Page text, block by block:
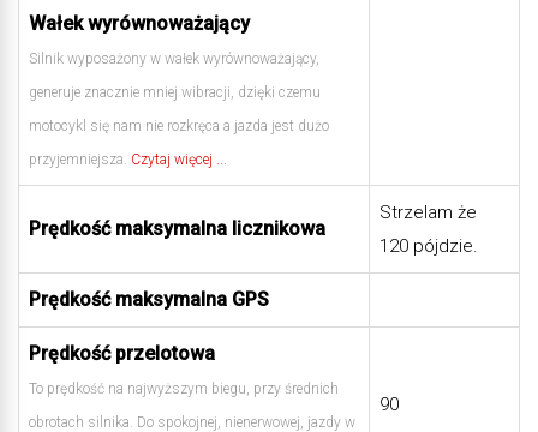
Wałek wyrównoważający
Silnik wyposażony w wałek wyrównoważający,
generuje znacznie mniej wibracji, dzięki czemu
motocykl się nam nie rozkręca a jazda jest dużo
przyjemniejsza. Czytaj więcej ...
Prędkość maksymalna licznikowa
Strzelam że
120 pójdzie.
Prędkość maksymalna GPS
Prędkość przelotowa
To prędkość na najwyższym biegu, przy średnich
obrotach silnika. Do spokojnej, nienerwowej, jazdy w
90